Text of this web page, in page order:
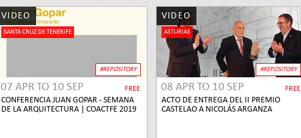
VIDEO
SANTA CRUZ DE TENERIFE
07 APRTO 10 SEP FREE
CONFERENCIA JUAN GOPAR - SEMANA
DE LA ARQUITECTURA | COACTFE 2019
#REPOSITORY
VIDEO
ASTURIAS
08 APRTO 10 SEP FREE
ACTO DE ENTREGA DEL II PREMIO
CASTELAO A NICOLÁS ARGANZA
#REPOSITORY